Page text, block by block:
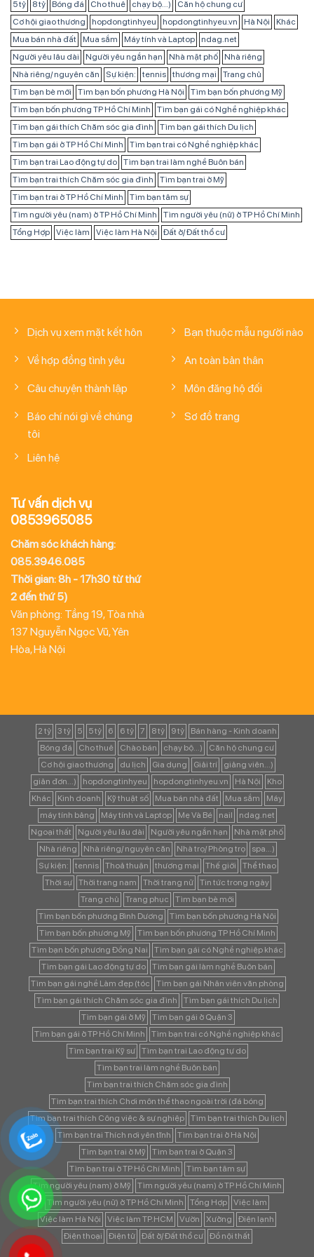
5 tỷ 8 tỷ Bóng đá Cho thuê chạy bộ...)
Căn hộ chung cư
Cơ hội giao thương
hopdongtinhyeu hopdongtinhyeu.vn Hà Nội
Khác
Mua bán nhà đất
Mua sắm Máy tính và Laptop
ndag.net
Người yêu lâu dài
Người yêu ngắn hạn Nhà mặt phố
Nhà riêng
Nhà riêng/ nguyên căn
Sự kiện: tennis thương mại
Trang chủ
Tìm bạn bè mới
Tìm bạn bốn phương Hà Nội
Tìm bạn bốn phương Mỹ
Tìm bạn bốn phương TP Hồ Chí Minh
Tìm bạn gái có Nghề nghiệp khác
Tìm bạn gái thích Chăm sóc gia đình
Tìm bạn gái thích Du lịch
Tìm bạn gái ở TP Hồ Chí Minh
Tìm bạn trai có Nghề nghiệp khác
Tìm bạn trai Lao động tự do
Tìm bạn trai làm nghề Buôn bán
Tìm bạn trai thích Chăm sóc gia đình
Tìm bạn trai ở Mỹ
Tìm bạn trai ở TP Hồ Chí Minh
Tìm bạn tâm sự
Tìm người yêu (nam) ở TP Hồ Chí Minh
Tìm người yêu (nữ) ở TP Hồ Chí Minh
Tổng Hợp
Việc làm Việc làm Hà Nội Đất ở/ Đất thổ cư
Dịch vụ xem mặt kết hôn
Về hợp đồng tình yêu
Câu chuyện thành lập
Báo chí nói gì về chúng
tôi
Liên hệ
Bạn thuộc mẫu người nào
An toàn bản thân
Môn đăng hộ đối
Sơ đồ trang
Tư vấn dịch vụ
0853965085
Chăm sóc khách hàng:
085.3946.085
Thời gian: 8h - 17h30 từ thứ
2 đến thứ 5)
Văn phòng: Tầng 19, Tòa nhà
137 Nguyễn Ngọc Vũ, Yên
Hòa, Hà Nội
2 tỷ 3 tỷ 5 5 tỷ 6 6 tỷ 7 8 tỷ 9 tỷ
Bán hàng - Kinh doanh
Bóng đá
Cho thuê Chào bán chạy bộ...)
Căn hộ chung cư
Cơ hội giao thương
du lịch Gia dụng Giải trí
giảng viên...)
giản đơn...)
hopdongtinhyeu hopdongtinhyeu.vn Hà Nội
Kho
Khác
Kinh doanh Kỹ thuật số Mua bán nhà đất Mua sắm
Máy
máy tính bảng
Máy tính và Laptop Mẹ Và Bé nail
ndag.net
Ngoại thất
Người yêu lâu dài Người yêu ngắn hạn
Nhà mặt phố
Nhà riêng
Nhà riêng/ nguyên căn Nhà trọ/ Phòng trọ
spa...)
Sự kiện:
tennis Thoả thuận thương mại Thế giới
Thể thao
Thời sự
Thời trang nam Thời trang nữ
Tin tức trong ngày
Trang chủ
Trang phục
Tìm bạn bè mới
Tìm bạn bốn phương Bình Dương
Tìm bạn bốn phương Hà Nội
Tìm bạn bốn phương Mỹ
Tìm bạn bốn phương TP Hồ Chí Minh
Tìm bạn bốn phương Đồng Nai
Tìm bạn gái có Nghề nghiệp khác
Tìm bạn gái Lao động tự do
Tìm bạn gái làm nghề Buôn bán
Tìm bạn gái nghề Làm đẹp (tóc
Tìm bạn gái Nhân viên văn phòng
Tìm bạn gái thích Chăm sóc gia đình
Tìm bạn gái thích Du lịch
Tìm bạn gái ở Mỹ
Tìm bạn gái ở Quận 3
Tìm bạn gái ở TP Hồ Chí Minh
Tìm bạn trai có Nghề nghiệp khác
Tìm bạn trai Kỹ sư
Tìm bạn trai Lao động tự do
Tìm bạn trai làm nghề Buôn bán
Tìm bạn trai thích Chăm sóc gia đình
Tìm bạn trai thích Chơi môn thể thao ngoài trời (đá bóng
Tìm bạn trai thích Công việc & sự nghiệp
Tìm bạn trai thích Du lịch
Tìm bạn trai Thích nơi yên tĩnh
Tìm bạn trai ở Hà Nội
Tìm bạn trai ở Mỹ
Tìm bạn trai ở Quận 3
Tìm bạn trai ở TP Hồ Chí Minh
Tìm bạn tâm sự
Tìm người yêu (nam) ở Mỹ
Tìm người yêu (nam) ở TP Hồ Chí Minh
Tìm người yêu (nữ) ở TP Hồ Chí Minh
Tổng Hợp
Việc làm
Việc làm Hà Nội
Việc làm TP.HCM Vườn Xưởng
Điện lạnh
Điện thoại
Điện tử Đất ở/ Đất thổ cư Đồ nội thất